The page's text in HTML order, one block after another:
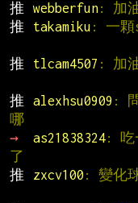
推
webberfun: 加
推
takamiku : 一顆
推
tlcam4507 : 加
推
alexhsu0909 :
哪
→
as21838324: 吃
了
推
zxcv100 : 變化